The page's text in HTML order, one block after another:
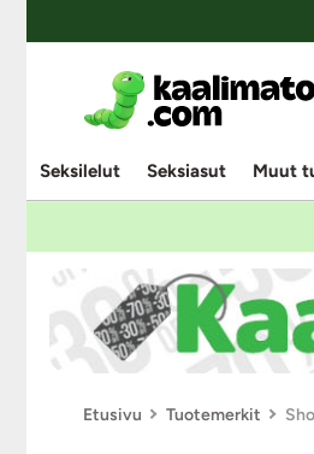
Seksilelut Seksiasut Muut
Etusivu Tuotemerkit